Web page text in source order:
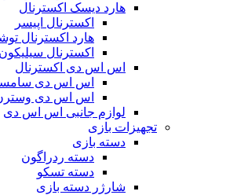
هارد دیسک اکسترنال
اکسترنال اپیسر
هارد اکسترنال
اکسترنال سیلیکون
اس اس دی اکسترنال
اس اس دی
اس اس دی وسترن
لوازم جانبی اس اس دی
تجهیزات بازی
دسته بازی
دسته ردراگون
دسته تسکو
شارژر دسته بازی